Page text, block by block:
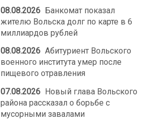
08.08.2026 Банкомат показал
жителю Вольска долг по карте в 6
миллиардов рублей
08.08.2026 Абитуриент Вольского
военного института умер после
пищевого отравления
07.08.2026 Новый глава Вольского
района рассказал о борьбе с
мусорными завалами